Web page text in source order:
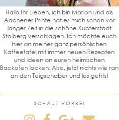
Hallo Ihr Lieben, ich bin Marion und als
Aachener Printe hat es mich schon vor
langer Zeit in die schöne Kupferstadt
Stolberg verschlagen. Ich möchte euch
hier an meiner ganz persönlichen
Kaffeetafel mit immer neuen Rezepten
und Ideen an euren heimischen
Backofen locken. Also, jetzt nichts wie ran
an den Teigschaber und los gehts!
SCHAUT VORBEI